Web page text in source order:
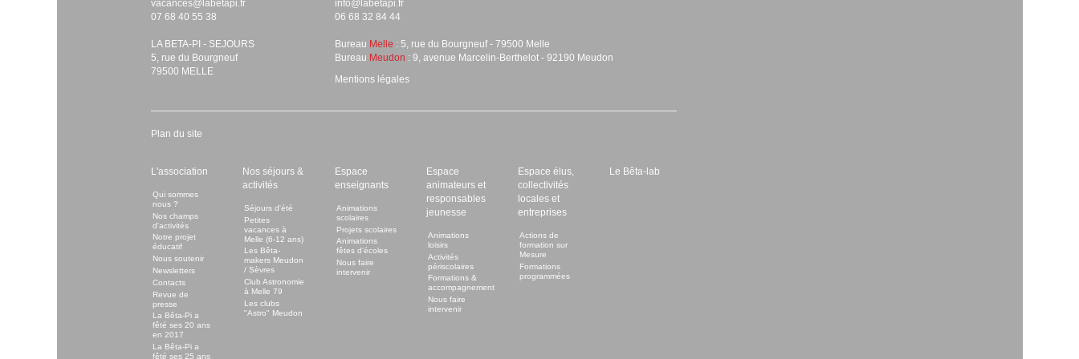
vacances@labetapi.fr
07 68 40 55 38
LA BETA-PI - SEJOURS
5, rue du Bourgneuf
79500 MELLE
info@labetapi.fr
06 68 32 84 44
Bureau Melle : 5, rue du Bourgneuf - 79500 Melle
Bureau Meudon : 9, avenue Marcelin-Berthelot - 92190 Meudon
Mentions légales
Plan du site
L'association
Qui sommes
nous ?
Nos champs
d'activités
Notre projet
éducatif
Nous soutenir
Newsletters
Contacts
Revue de
presse
La Bêta-Pi a
fêté ses 20 ans
en 2017
La Bêta-Pi a
fêté ses 25 ans
Nos séjours &
activités
Séjours d'été
Petites
vacances à
Melle (6-12 ans)
Les Bêta-
makers Meudon
/ Sèvres
Club Astronomie
à Melle 79
Les clubs
"Astro" Meudon
Espace
enseignants
Animations
scolaires
Projets scolaires
Animations
fêtes d'écoles
Nous faire
intervenir
Espace
animateurs et
responsables
jeunesse
Animations
loisirs
Activités
périscolaires
Formations &
accompagnement
Nous faire
intervenir
Espace élus,
collectivités
locales et
entreprises
Actions de
formation sur
Mesure
Formations
programmées
Le Bêta-lab